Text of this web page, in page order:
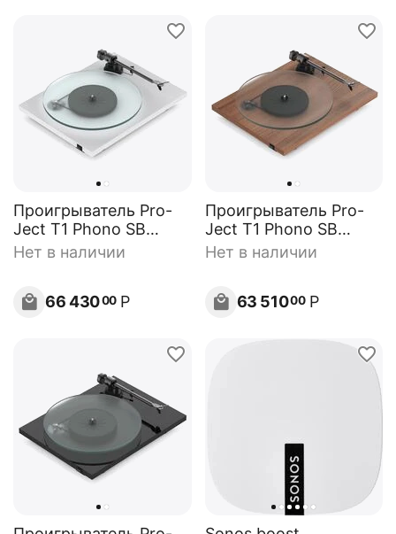
Проигрыватель Pro-
Ject T1 Phono SB
White
Нет в наличии
66 43000 Р
Проигрыватель Pro-
Ject T1 Phono SB
Walnut
Нет в наличии
63 51000 Р